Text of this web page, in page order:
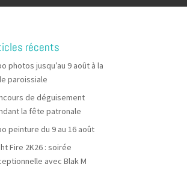
récents
photos jusqu’au 9 août à la
paroissiale
de déguisement
la fête patronale
peinture du 9 au 16 août
Fire 2K26 : soirée
avec Blak M